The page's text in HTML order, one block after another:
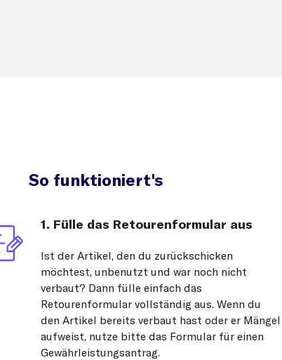
So funktioniert's
1. Fülle das Retourenformular aus
Ist der Artikel, den du zurückschicken
möchtest, unbenutzt und war noch nicht
verbaut? Dann fülle einfach das
Retourenformular vollständig aus. Wenn du
den Artikel bereits verbaut hast oder er Mängel
aufweist, nutze bitte das Formular für einen
Gewährleistungsantrag.